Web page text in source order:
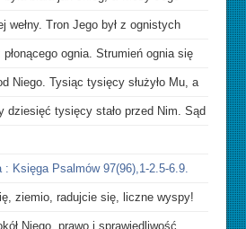
wełny. Tron Jego był z ognistych
płonącego ognia. Strumień ognia się
Niego. Tysiąc tysięcy służyło Mu, a
dziesięć tysięcy stało przed Nim. Sąd
Księga Psalmów 97(96),1-2.5-6.9.
ziemio, radujcie się, liczne wyspy!
Niego, prawo i sprawiedliwość